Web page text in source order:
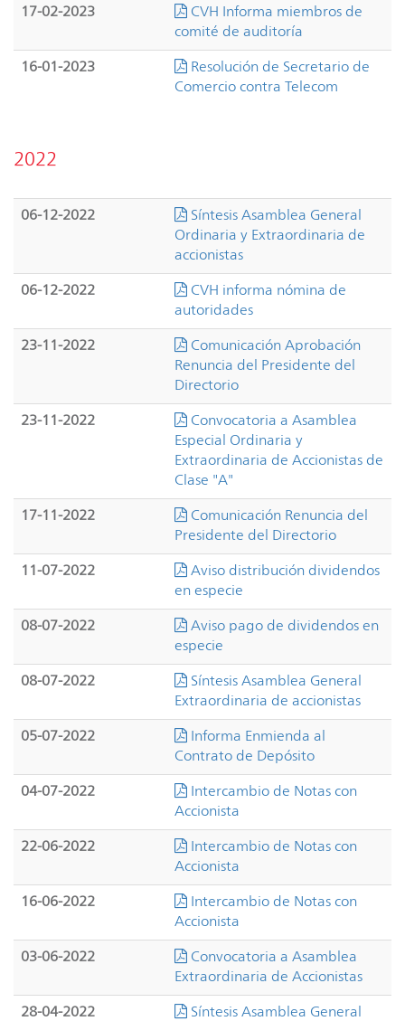
17-02-2023
CVH Informa miembros de
comité de auditoría
16-01-2023
Resolución de Secretario de
Comercio contra Telecom
2022
06-12-2022
Síntesis Asamblea General
Ordinaria y Extraordinaria de
accionistas
06-12-2022
CVH informa nómina de
autoridades
23-11-2022
Comunicación Aprobación
Renuncia del Presidente del
Directorio
23-11-2022
Convocatoria a Asamblea
Especial Ordinaria y
Extraordinaria de Accionistas de
Clase "A"
17-11-2022
Comunicación Renuncia del
Presidente del Directorio
11-07-2022
Aviso distribución dividendos
en especie
08-07-2022
Aviso pago de dividendos en
especie
08-07-2022
Síntesis Asamblea General
Extraordinaria de accionistas
05-07-2022
Informa Enmienda al
Contrato de Depósito
04-07-2022
Intercambio de Notas con
Accionista
22-06-2022
Intercambio de Notas con
Accionista
16-06-2022
Intercambio de Notas con
Accionista
03-06-2022
Convocatoria a Asamblea
Extraordinaria de Accionistas
28-04-2022
Síntesis Asamblea General